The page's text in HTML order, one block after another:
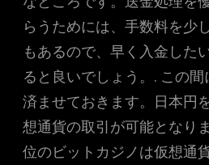
らうためには、手数料を少
もあるので、早く入金した
ると良いでしょう。. この
済ませておきます。日本円
想通貨の取引が可能となり
位のビットカジノは仮想通